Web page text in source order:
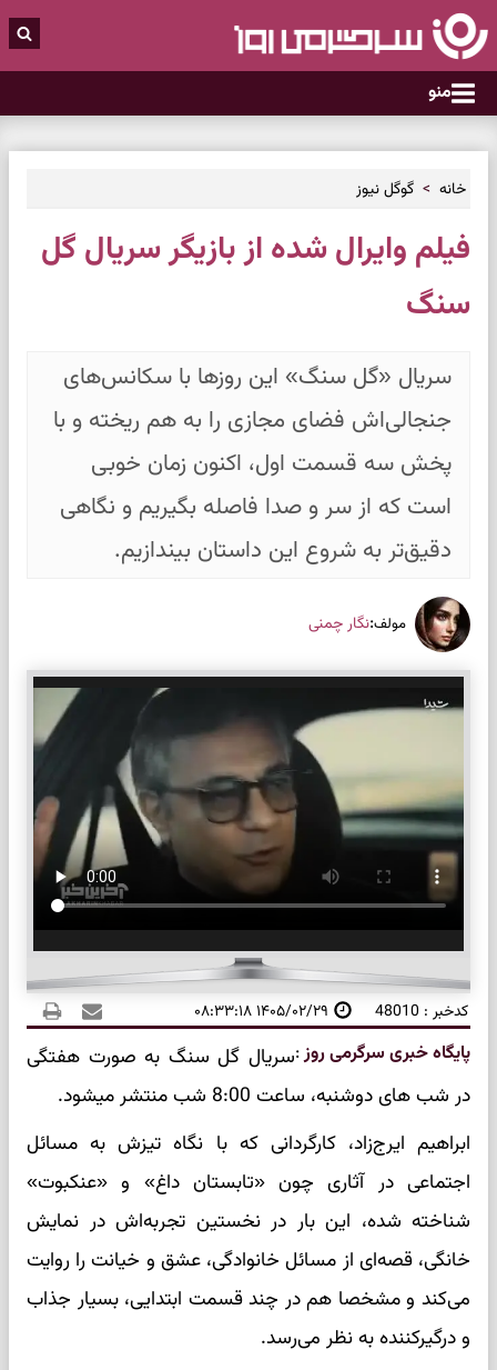
منو
خانه گوگل نیوز
فیلم وایرال شده از بازیگر سریال گل
سنگ
سریال «گل سنگ» این روزها با سکانس‌های
جنجالی‌اش فضای مجازی را به هم ریخته و با
پخش سه قسمت اول، اکنون زمان خوبی
است که از سر و صدا فاصله بگیریم و نگاهی
دقیق‌تر به شروع این داستان بیندازیم.
مولف:نگار چمنی
کدخبر : 48010 ۱۴۰۵/۰۲/۲۹ ۰۸:۳۳:۱۸
پایگاه خبری سرگرمی روز:سریال گل سنگ به صورت هفتگی
در شب های دوشنبه، ساعت 8:00 شب منتشر میشود.
ابراهیم ایرج‌زاد، کارگردانی که با نگاه تیزش به مسائل
اجتماعی در آثاری چون «تابستان داغ» و «عنکبوت»
شناخته شده، این بار در نخستین تجربه‌اش در نمایش
خانگی، قصه‌ای از مسائل خانوادگی، عشق و خیانت را روایت
می‌کند و مشخصا هم در چند قسمت ابتدایی، بسیار جذاب
و درگیرکننده به نظر می‌رسد.